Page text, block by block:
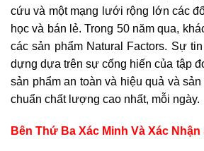
cứu và một mạng lưới rộng lớn các
học và bán lẻ. Trong 50 năm qua,
các sản phẩm Natural Factors. Sự
dựng dựa trên sự cống hiến của tập
sản phẩm an toàn và hiệu quả và
chuẩn chất lượng cao nhất, mỗi ngày.
Bên Thứ Ba Xác Minh Và Xác Nhận